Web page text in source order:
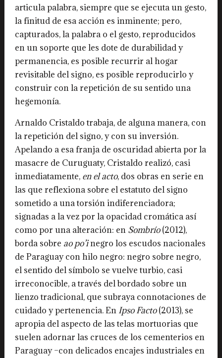
articula palabra, siempre que se ejecuta un gesto,
la finitud de esa acción es inminente; pero,
capturados, la palabra o el gesto, reproducidos
en un soporte que les dote de durabilidad y
permanencia, es posible recurrir al hogar
revisitable del signo, es posible reproducirlo y
construir con la repetición de su sentido una
hegemonía.
Arnaldo Cristaldo trabaja, de alguna manera, con
la repetición del signo, y con su inversión.
Apelando a esa franja de oscuridad abierta por la
masacre de Curuguaty, Cristaldo realizó, casi
inmediatamente, en el acto, dos obras en serie en
las que reflexiona sobre el estatuto del signo
sometido a una torsión indiferenciadora;
signadas a la vez por la opacidad cromática así
como por una alteración: en Sombrío(2012),
borda sobre ao po’inegro los escudos nacionales
de Paraguay con hilo negro: negro sobre negro,
el sentido del símbolo se vuelve turbio, casi
irreconocible, a través del bordado sobre un
lienzo tradicional, que subraya connotaciones de
cuidado y pertenencia. EnIpso Facto(2013), se
apropia del aspecto de las telas mortuorias que
suelen adornar las cruces de los cementerios en
Paraguay –con delicados encajes industriales en